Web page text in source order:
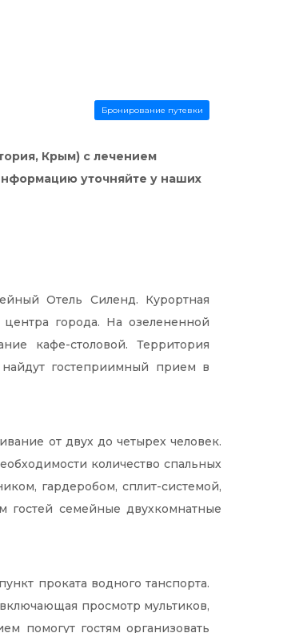
Бронирование путевки
Крым) с лечением
уточняйте у наших
Отель Силенд. Курортная
города. На озелененной
кафе-столовой. Территория
гостеприимный прием в
от двух до четырех человек.
количество спальных
гардеробом, сплит-системой,
гостей семейные двухкомнатные
проката водного танспорта.
просмотр мультиков,
помогут гостям организовать